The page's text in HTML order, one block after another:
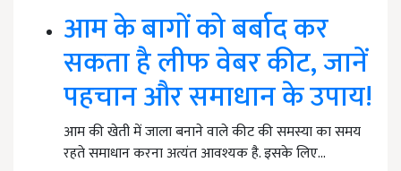
आम के बागों को बर्बाद कर
सकता है लीफ वेबर कीट, जानें
पहचान और समाधान के उपाय!
आम की खेती में जाला बनाने वाले कीट की समस्या का समय
रहते समाधान करना अत्यंत आवश्यक है. इसके लिए…